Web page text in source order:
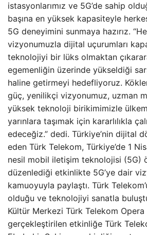
istasyonlarımız ve 5G’de sahip
başına en yüksek kapasiteyle
5G deneyimini sunmaya hazırız.
vizyonumuzla dijital uçurumları
teknolojiyi bir lüks olmaktan
egemenliğin üzerinde yükseldiği
haline getirmeyi hedefliyoruz.
güç, yenilikçi vizyonumuz, uzman
yüksek teknoloji birikimimizle
yarınlara taşımak için kararlılıkla
edeceğiz.” dedi. Türkiye’nin dijital
eden Türk Telekom, Türkiye’de 1
nesil mobil iletişim teknolojisi (5G)
düzenlediği etkinlikte 5G’ye dair
kamuoyuyla paylaştı. Türk
olduğu ve teknolojiyi sanatla
Kültür Merkezi Türk Telekom Opera
gerçekleştirilen etkinliğe Türk